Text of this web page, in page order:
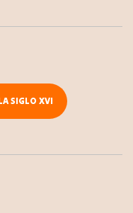
SIGLO XVI